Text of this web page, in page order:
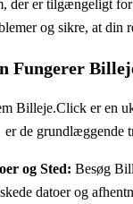
der er tilgængeligt for
og sikre, at din
Fungerer
Billeje.Click er en
er de grundlæggende
og Sted: Besøg
datoer og